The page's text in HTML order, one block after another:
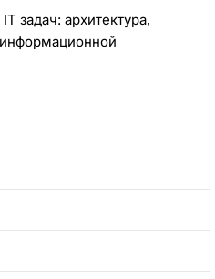
задач: архитектура,